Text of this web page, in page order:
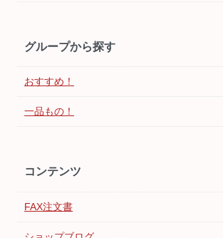
グループから探す
おすすめ！
一品もの！
コンテンツ
FAX注文書